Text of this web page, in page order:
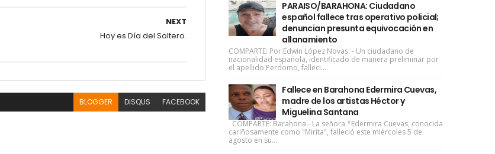
NEXT
Hoy es Día del Soltero.
BLOGGER DISQUS FACEBOOK
PARAISO/BARAHONA: Ciudadano
español fallece tras operativo policial;
denuncian presunta equivocación en
allanamiento
COMPARTE: Por:Edwin López Novas. - Un ciudadano de
nacionalidad española, identificado de manera preliminar por
el apellido Perdomo, falleci...
Fallece en Barahona Edermira Cuevas,
madre de los artistas Héctor y
Miguelina Santana
COMPARTE: Barahona.- La señora *Edermira Cuevas, conocida
cariñosamente como "Mirita", falleció este miércoles 5 de
agosto en su...